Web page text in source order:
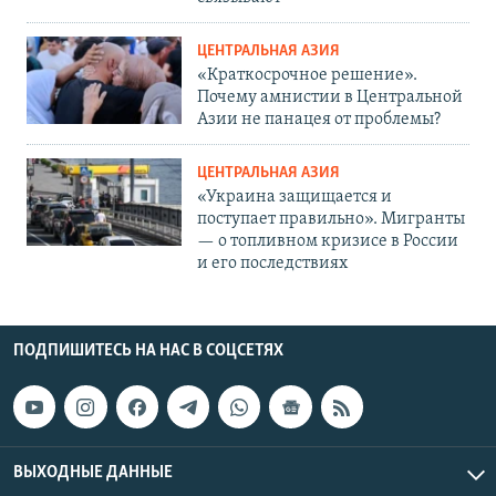
ЦЕНТРАЛЬНАЯ АЗИЯ
«Краткосрочное решение».
Почему амнистии в Центральной
Азии не панацея от проблемы?
ЦЕНТРАЛЬНАЯ АЗИЯ
«Украина защищается и
поступает правильно». Мигранты
— о топливном кризисе в России
и его последствиях
ПОДПИШИТЕСЬ НА НАС В СОЦСЕТЯХ
ВЫХОДНЫЕ ДАННЫЕ